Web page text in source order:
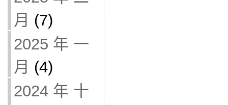
月 (7)
2025 年 一
月 (4)
2024 年 十